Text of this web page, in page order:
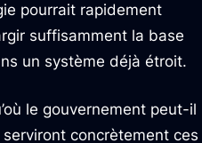
pourrait rapidement
suffisamment la base
un système déjà étroit.
le gouvernement peut-il
concrètement ces